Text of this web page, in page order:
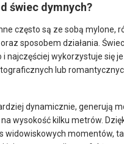
świec dymnych?
często są ze sobą mylone,
sposobem działania.
najczęściej wykorzystuje się
lub
dynamicznie, generują
wysokość kilku metrów.
widowiskowych momentów,